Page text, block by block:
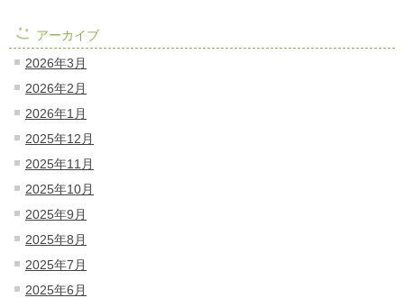
アーカイブ
2026年3月
2026年2月
2026年1月
2025年12月
2025年11月
2025年10月
2025年9月
2025年8月
2025年7月
2025年6月